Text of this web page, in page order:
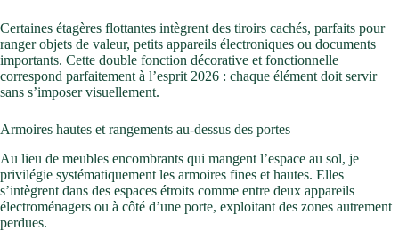
Certaines étagères flottantes intègrent des tiroirs cachés, parfaits pour
ranger objets de valeur, petits appareils électroniques ou documents
importants. Cette double fonction décorative et fonctionnelle
correspond parfaitement à l’esprit 2026 : chaque élément doit servir
sans s’imposer visuellement.
Armoires hautes et rangements au-dessus des portes
Au lieu de meubles encombrants qui mangent l’espace au sol, je
privilégie systématiquement les armoires fines et hautes. Elles
s’intègrent dans des espaces étroits comme entre deux appareils
électroménagers ou à côté d’une porte, exploitant des zones autrement
perdues.